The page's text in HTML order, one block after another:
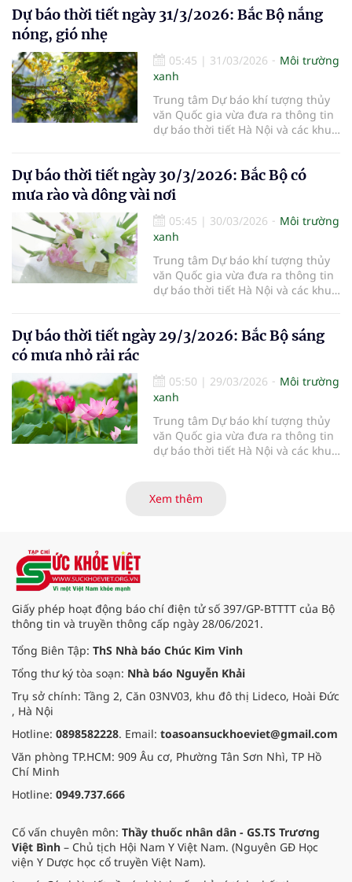
Dự báo thời tiết ngày 31/3/2026: Bắc Bộ nắng
nóng, gió nhẹ
05:45 | 31/03/2026
Môi trường
xanh
Trung tâm Dự báo khí tượng thủy
văn Quốc gia vừa đưa ra thông tin
dự báo thời tiết Hà Nội và các khu
Dự báo thời tiết ngày 30/3/2026: Bắc Bộ có
mưa rào và dông vài nơi
05:45 | 30/03/2026
Môi trường
xanh
Trung tâm Dự báo khí tượng thủy
văn Quốc gia vừa đưa ra thông tin
dự báo thời tiết Hà Nội và các khu
Dự báo thời tiết ngày 29/3/2026: Bắc Bộ sáng
có mưa nhỏ rải rác
05:50 | 29/03/2026
Môi trường
xanh
Trung tâm Dự báo khí tượng thủy
văn Quốc gia vừa đưa ra thông tin
dự báo thời tiết Hà Nội và các khu
Xem thêm
Giấy phép hoạt động báo chí điện tử số 397/GP-BTTTT của Bộ
thông tin và truyền thông cấp ngày 28/06/2021.
Tổng Biên Tập: ThS Nhà báo Chúc Kim Vinh
Tổng thư ký tòa soạn: Nhà báo Nguyễn Khải
Trụ sở chính: Tầng 2, Căn 03NV03, khu đô thị Lideco, Hoài Đức
, Hà Nội
Hotline: 0898582228. Email: toasoansuckhoeviet@gmail.com
Văn phòng TP.HCM: 909 Âu cơ, Phường Tân Sơn Nhì, TP Hồ
Chí Minh
Hotline: 0949.737.666
Cố vấn chuyên môn: Thầy thuốc nhân dân - GS.TS Trương
Việt Bình – Chủ tịch Hội Nam Y Việt Nam. (Nguyên GĐ Học
viện Y Dược học cổ truyền Việt Nam).